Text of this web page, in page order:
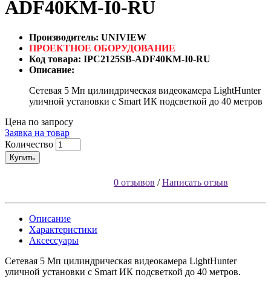
ADF40KM-I0-RU
Производитель: UNIVIEW
ПРОЕКТНОЕ ОБОРУДОВАНИЕ
Код товара: IPC2125SB-ADF40KM-I0-RU
Описание:
Сетевая 5 Мп цилиндрическая видеокамера LightHunter
уличной установки с Smart ИК подсветкой до 40 метров
Цена по запросу
Заявка на товар
Количество
Купить
0 отзывов /Написать отзыв
Описание
Характеристики
Аксессуары
Сетевая 5 Мп цилиндрическая видеокамера LightHunter
уличной установки с Smart ИК подсветкой до 40 метров.